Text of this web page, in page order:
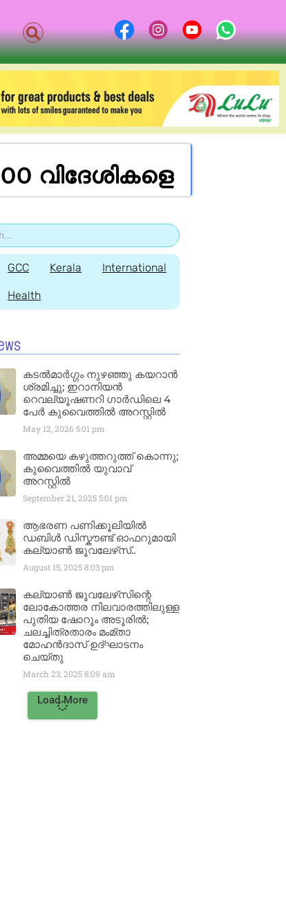
വിദേശികളെ
GCC Kerala International
Health
കടൽമാർഗ്ഗം നുഴഞ്ഞു കയറാൻ
ശ്രമിച്ചു; ഇറാനിയൻ
റെവല്യൂഷണറി ഗാർഡിലെ 4
പേർ കുവൈത്തിൽ അറസ്റ്റിൽ
May 12, 2026 5:01 pm
അമ്മയെ കഴുത്തറുത്ത് കൊന്നു;
കുവൈത്തിൽ യുവാവ്
അറസ്റ്റിൽ
September 21, 20255:01 pm
ആഭരണ പണിക്കൂലിയിൽ
ഡബിൾ ഡിസ്കൗണ്ട് ഓഫറുമായി
കല്യാൺ ജൂവലേഴ്‌സ്..
August 15, 20258:03 pm
കല്യാൺ ജൂവലേഴ്‌സിന്റെ
ലോകോത്തര നിലവാരത്തിലുള്ള
പുതിയ ഷോറൂം അടൂരിൽ;
ചലച്ചിത്രതാരം മംമ്താ
മോഹൻദാസ് ഉദ്ഘാടനം
ചെയ്‌തു
March 23, 20258:09 am
Load More